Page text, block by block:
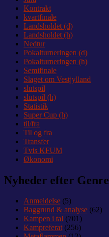
Kontrakt
kvartfinale
Landsholdet (d)
Landsholdet (h)
Nedtur
Pokalturneringen (d)
Pokalturneringen (h)
Semifinale
Slaget om Vestjylland
slutspil
slutspil (h)
Statistik
Super Cup (h)
til/fra
Til og fra
Transfer
Tvis KFUM
Økonomi
Nyheder efter Genre
Anmeldelse (5)
Baggrund & analyse (62)
Kampen i tal (701)
Kampreferat(256)